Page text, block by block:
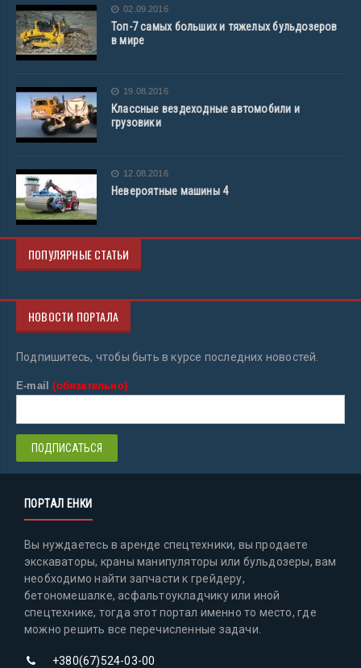
02.09.2016
Топ-7 самых больших и тяжелых бульдозеров
в мире
19.08.2016
Классные вездеходные автомобили и
грузовики
12.08.2016
Невероятные машины 4
ПОПУЛЯРНЫЕ СТАТЬИ
НОВОСТИ ПОРТАЛА
Подпишитесь, чтобы быть в курсе последних новостей.
E-mail(обязательно)
ПОРТАЛ ЕНКИ
Вы нуждаетесь в аренде спецтехники, вы продаете
экскаваторы, краны манипуляторы или бульдозеры, вам
необходимо найти запчасти к грейдеру,
бетономешалке, асфальтоукладчику или иной
спецтехнике, тогда этот портал именно то место, где
можно решить все перечисленные задачи.
+380(67)524-03-00